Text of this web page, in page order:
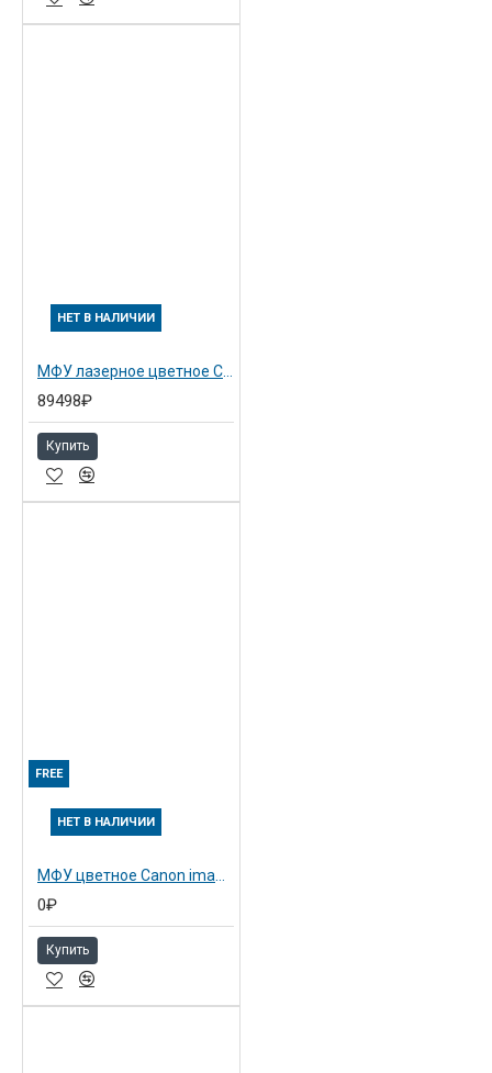
НЕТ В НАЛИЧИИ
89498₽
Купить
FREE
НЕТ В НАЛИЧИИ
0₽
Купить